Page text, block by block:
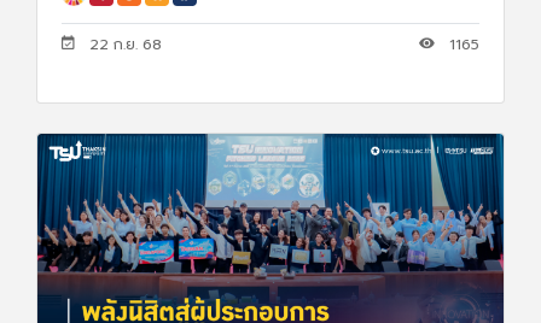
22 ก.ย. 68 1165